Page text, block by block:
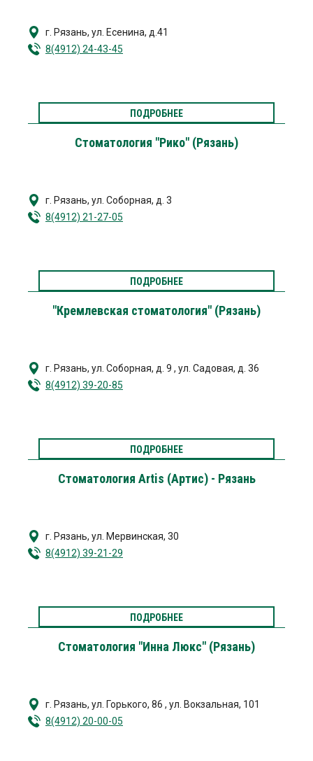
г. Рязань, ул. Есенина, д.41
8(4912) 24-43-45
ПОДРОБНЕЕ
Стоматология "Рико" (Рязань)
г. Рязань, ул. Соборная, д. 3
8(4912) 21-27-05
ПОДРОБНЕЕ
"Кремлевская стоматология" (Рязань)
г. Рязань, ул. Соборная, д. 9 , ул. Садовая, д. 36
8(4912) 39-20-85
ПОДРОБНЕЕ
Стоматология Artis (Артис) - Рязань
г. Рязань, ул. Мервинская, 30
8(4912) 39-21-29
ПОДРОБНЕЕ
Стоматология "Инна Люкс" (Рязань)
г. Рязань, ул. Горького, 86 , ул. Вокзальная, 101
8(4912) 20-00-05